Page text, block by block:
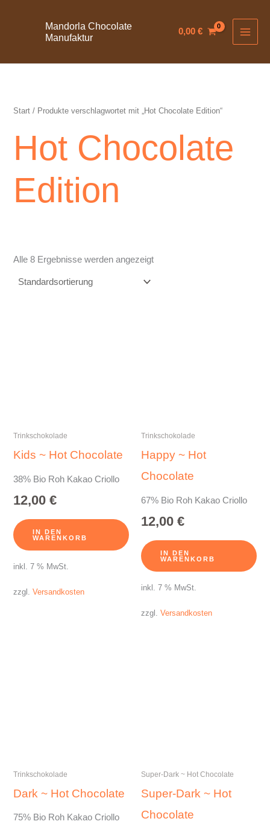
Mandorla Chocolate
Manufaktur
0,00 €
Start / Produkte verschlagwortet mit „Hot Chocolate Edition“
Hot Chocolate
Edition
Alle 8 Ergebnisse werden angezeigt
Trinkschokolade
Kids ~ Hot Chocolate
38% Bio Roh Kakao Criollo
12,00€
IN DEN
WARENKORB
inkl. 7 % MwSt.
zzgl.Versandkosten
Trinkschokolade
Happy ~ Hot
Chocolate
67% Bio Roh Kakao Criollo
12,00 €
IN DEN
WARENKORB
inkl. 7 % MwSt.
zzgl. Versandkosten
Trinkschokolade
Dark ~ Hot Chocolate
75% Bio Roh Kakao Criollo
Super-Dark ~ Hot Chocolate
Super-Dark ~ Hot
Chocolate